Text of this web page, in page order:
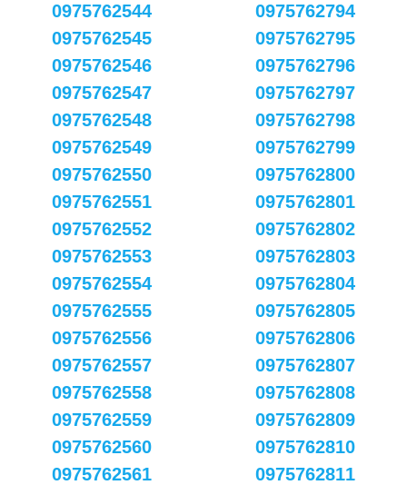
0975762544
0975762545
0975762546
0975762547
0975762548
0975762549
0975762550
0975762551
0975762552
0975762553
0975762554
0975762555
0975762556
0975762557
0975762558
0975762559
0975762560
0975762561
0975762794
0975762795
0975762796
0975762797
0975762798
0975762799
0975762800
0975762801
0975762802
0975762803
0975762804
0975762805
0975762806
0975762807
0975762808
0975762809
0975762810
0975762811